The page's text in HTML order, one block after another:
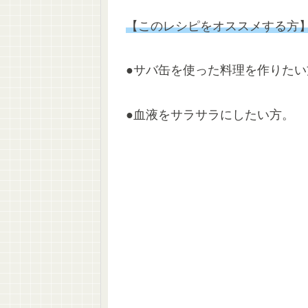
【このレシピをオススメする方
●サバ缶を使った料理を作りたい
●血液をサラサラにしたい方。